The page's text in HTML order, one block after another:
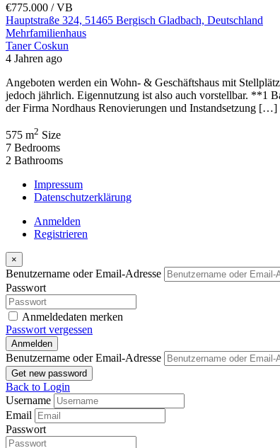
€775.000 / VB
Hauptstraße 324, 51465 Bergisch Gladbach, Deutschland
Mehrfamilienhaus
Taner Coskun
4 Jahren ago
Angeboten werden ein Wohn- & Geschäftshaus mit
jedoch jährlich. Eigennutzung ist also auch vorstellbar. **1
der Firma Nordhaus Renovierungen und Instandsetzung […]
575 m2 Size
7 Bedrooms
2 Bathrooms
Impressum
Datenschutzerklärung
Anmelden
Registrieren
×
Benutzername oder Email-Adresse
Passwort
Anmeldedaten merken
Passwort vergessen
Anmelden
Benutzername oder Email-Adresse
Get new password
Back to Login
Username
Email
Passwort